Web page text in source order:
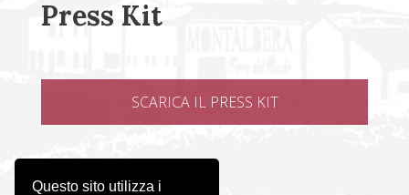
Questo sito utilizza i
Press Kit